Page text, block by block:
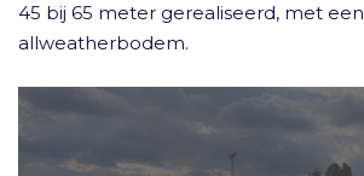
45 bij 65 meter gerealiseerd, met een
allweatherbodem.